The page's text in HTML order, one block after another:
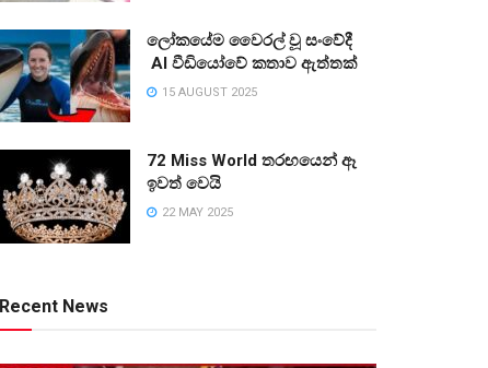
ලෝකයේම වෛරල් වූ සංවේදී
AI වීඩියෝවේ කතාව ඇත්තක්
15 AUGUST 2025
72 Miss World තරඟයෙන් ඈ
ඉවත් වෙයි
22 MAY 2025
Recent News